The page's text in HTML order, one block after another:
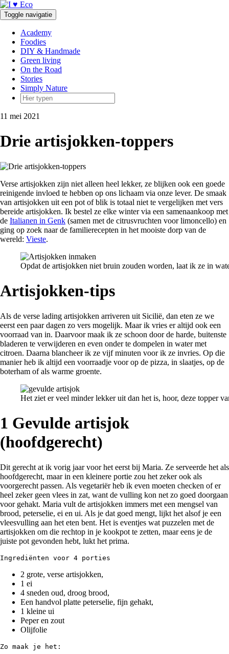
Doorgaan
naar
inhoud
Toggle navigatie
Academy
Foodies
DIY & Handmade
Green living
On the Road
Stories
Simply Nature
11 mei 2021
Drie artisjokken-toppers
Verse artisjokken zijn niet alleen heel lekker, ze blijken ook een goede
reinigende invloed te hebben op ons lichaam via onze lever. De smaak
van artisjokken uit een pot of blik is totaal niet te vergelijken met vers
bereide artisjokken. Ik bestel ze elke winter via een samenaankoop met
de Italianen in Genk (samen met de citrusvruchten voor limoncello) en
ging op zoek naar de familierecepten in het mooiste dorp van de
wereld: Vieste.
Opdat de artisjokken niet bruin zouden worden, laat ik ze in
Artisjokken-tips
Als de verse lading artisjokken arriveren uit Sicilië, dan eten ze we
eerst een paar dagen zo vers mogelijk. Maar ik vries er altijd ook een
voorraad van in. Daarvoor maak ik ze schoon door de harde, buitenste
bladeren te verwijderen en even onder te dompelen in water met
citroen. Daarna blancheer ik ze vijf minuten voor ik ze invries. Op die
manier heb ik altijd een voorraadje voor op de pizza, in slaatjes, op de
boterham of als warme groente.
Het ziet er veel minder lekker uit dan het is, hoor, deze topper
1 Gevulde artisjok
(hoofdgerecht)
Dit gerecht at ik vorig jaar voor het eerst bij Maria. Ze serveerde het als
hoofdgerecht, maar in een kleinere portie zou het zeker ook als
voorgerecht passen. Als vegetariër heb ik even moeten checken of er
heel zeker geen vlees in zat, want de vulling kon net zo goed doorgaan
voor gehakt. Maria vult de artisjokken immers met een mengsel van
brood, peterselie, ei en ui. Als je dat goed mengt, lijkt het alsof je een
vleesvulling aan het eten bent. Het is eventjes wat puzzelen met de
artisjokken om die rechtop in je kookpot te zetten, maar eens je de
juiste pot gevonden hebt, lukt het prima.
Ingrediënten voor 4 porties
2 grote, verse artisjokken,
1 ei
4 sneden oud, droog brood,
Een handvol platte peterselie, fijn gehakt,
1 kleine ui
Peper en zout
Olijfolie
Zo maak je het: